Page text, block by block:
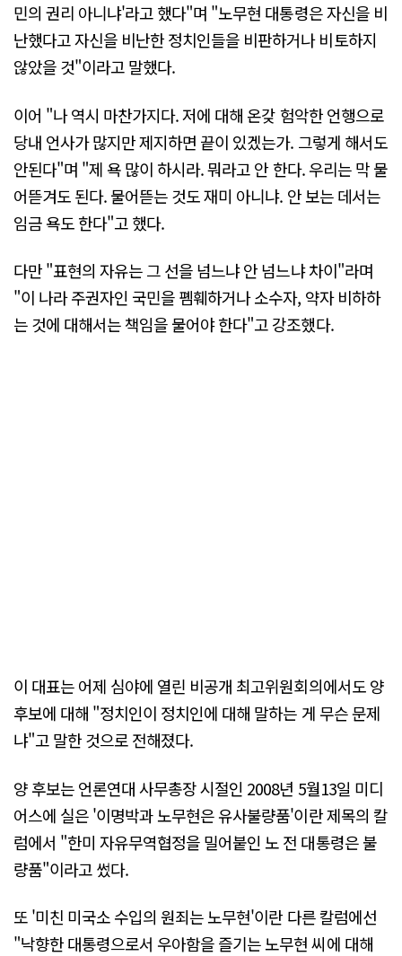
민의 권리 아니냐'라고 했다"며 "노무현 대통령은 자신을 비
난했다고 자신을 비난한 정치인들을 비판하거나 비토하지
않았을 것"이라고 말했다.
이어 "나 역시 마찬가지다. 저에 대해 온갖 험악한 언행으로
당내 언사가 많지만 제지하면 끝이 있겠는가. 그렇게 해서도
안된다"며 "제 욕 많이 하시라. 뭐라고 안 한다. 우리는 막 물
어뜯겨도 된다. 물어뜯는 것도 재미 아니냐. 안 보는 데서는
임금 욕도 한다"고 했다.
다만 "표현의 자유는 그 선을 넘느냐 안 넘느냐 차이"라며
"이 나라 주권자인 국민을 폠훼하거나 소수자, 약자 비하하
는 것에 대해서는 책임을 물어야 한다"고 강조했다.
이 대표는 어제 심야에 열린 비공개 최고위원회의에서도 양
후보에 대해 "정치인이 정치인에 대해 말하는 게 무슨 문제
냐"고 말한 것으로 전해졌다.
양 후보는 언론연대 사무총장 시절인 2008년 5월13일 미디
어스에 실은 '이명박과 노무현은 유사불량품'이란 제목의 칼
럼에서 "한미 자유무역협정을 밀어붙인 노 전 대통령은 불
량품"이라고 썼다.
또 '미친 미국소 수입의 원죄는 노무현'이란 다른 칼럼에선
"낙향한 대통령으로서 우아함을 즐기는 노무현 씨에 대해